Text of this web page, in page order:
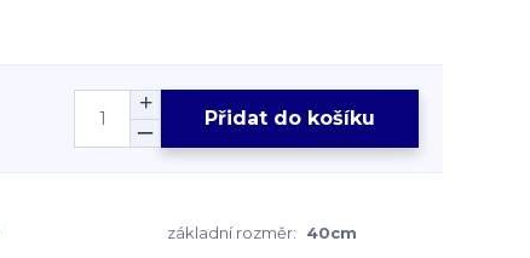
Přidat do košíku
základní rozměr:
40cm